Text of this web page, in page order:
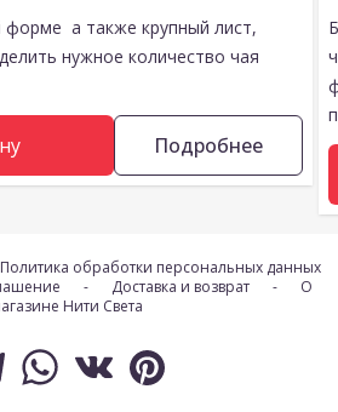
Подробнее
форме а также крупный лист,
нужное количество чая
Политика обработки персональных данных
- Доставка и возврат -
О
Нити Света